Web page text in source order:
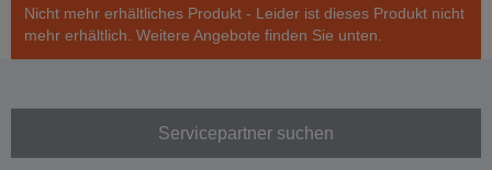
Nicht mehr erhältliches Produkt - Leider ist dieses Produkt nicht
mehr erhältlich. Weitere Angebote finden Sie unten.
Servicepartner suchen